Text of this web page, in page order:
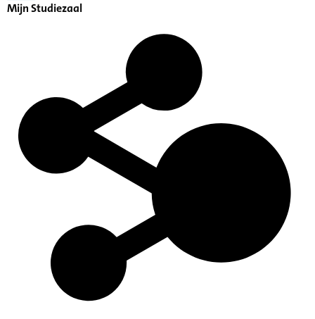
Mijn Studiezaal